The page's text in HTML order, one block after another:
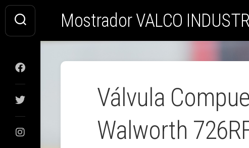
Saltar
contenido
Mostrador VALCO
Válvula
Walworth